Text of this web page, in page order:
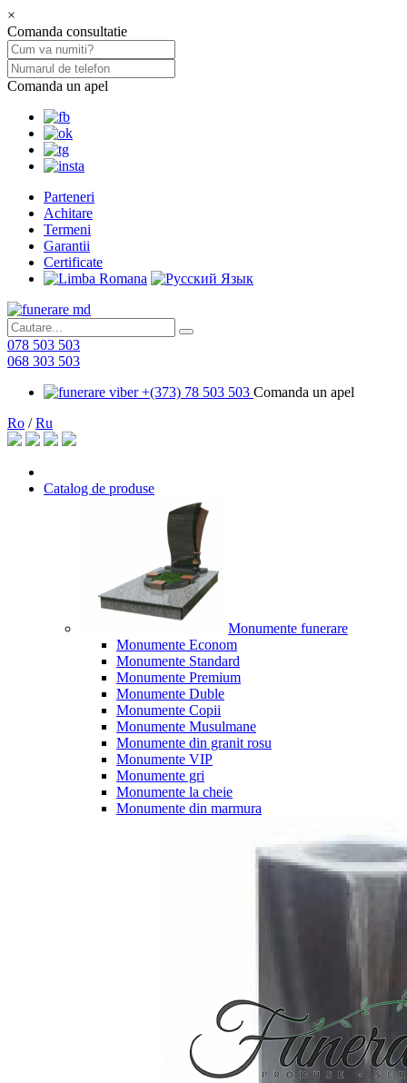
×
Comanda consultatie
Comanda un apel
Parteneri
Achitare
Termeni
Garantii
Certificate
078 503 503
068 303 503
+(373) 78 503 503 Comanda un apel
Ro /Ru
Catalog de produse
Monumente funerare
Monumente Econom
Monumente Standard
Monumente Premium
Monumente Duble
Monumente Copii
Monumente Musulmane
Monumente din granit rosu
Monumente VIP
Monumente gri
Monumente la cheie
Monumente din marmura